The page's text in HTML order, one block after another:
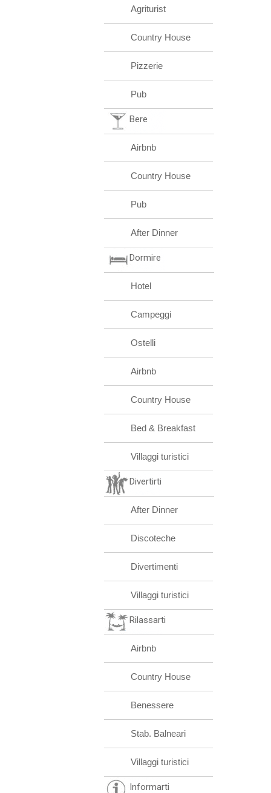
Agriturist
Country House
Pizzerie
Pub
Bere
Airbnb
Country House
Pub
After Dinner
Dormire
Hotel
Campeggi
Ostelli
Airbnb
Country House
Bed & Breakfast
Villaggi turistici
Divertirti
After Dinner
Discoteche
Divertimenti
Villaggi turistici
Rilassarti
Airbnb
Country House
Benessere
Stab. Balneari
Villaggi turistici
Informarti